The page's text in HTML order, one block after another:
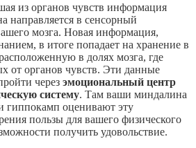
из органов чувств информация
направляется в сенсорный
мозга. Новая информация,
в итоге попадает на хранение в
в долях мозга, где
от органов чувств. Эти данные
через эмоциональный центр
систему. Там ваши миндалина
гиппокамп оценивают эту
пользы для вашего физического
получить удовольствие.